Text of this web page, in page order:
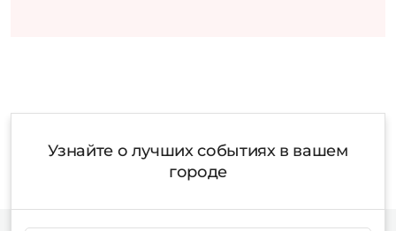
Узнайте о лучших событиях в вашем
городе